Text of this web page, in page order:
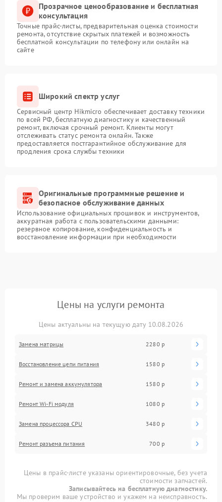
Прозрачное ценообразование и бесплатная
консультация
Точные прайс-листы, предварительная оценка стоимости
ремонта, отсутствие скрытых платежей и возможность
бесплатной консультации по телефону или онлайн на
сайте
Широкий спектр услуг
Сервисный центр Hikmicro обеспечивает доставку техники
по всей РФ, бесплатную диагностику и качественный
ремонт, включая срочный ремонт. Клиенты могут
отслеживать статус ремонта онлайн. Также
предоставляется постгарантийное обслуживание для
продления срока службы техники
Оригинальные программные решение и
безопасное обслуживание данных
Использование официальных прошивок и инструментов,
аккуратная работа с пользовательскими данными:
резервное копирование, конфиденциальность и
восстановление информации при необходимости
Цены на услуги ремонта
Цены актуальны на текущую дату 10.08.2026
Замена матрицы 2280 р
Восстановление цепи питания 1580 р
Ремонт и замена аккумулятора 1580 р
Ремонт Wi-Fi модуля 1080 р
Замена процессора CPU 3480 р
Ремонт разъема питания 700 р
Цены в прайс-листе указаны ориентировочные, без учета
стоимости запчастей.
Записывайтесь на бесплатную диагностику.
Мы проверим ваше устройство и укажем на неисправность.